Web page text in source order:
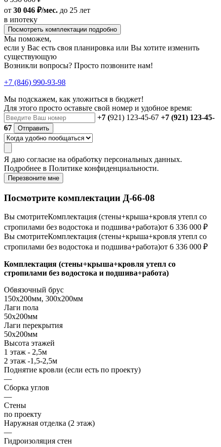
от 30 046 ₽/мес. до 25 лет
в ипотеку
Посмотреть комплектации подробно
Мы поможем,
если у Вас есть своя планировка или Вы хотите изменить
существующую
Возникли вопросы? Просто позвоните нам!
+7 (846) 990-93-98
Мы подскажем, как уложиться в бюджет!
Для этого просто оставьте свой номер и удобное время:
+7 (921) 123-45-67 +7 (921) 123-45-
67
Отправить
Я даю согласие на обработку персональных данных.
Подробнее в Политике конфиденциальности.
Перезвоните мне
Посмотрите комплектации Д-66-08
Вы смотритеКомплектация (стены+крыша+кровля утепл со
стропилами без водостока и подшива+работа)от 6 336 000 ₽
Вы смотритеКомплектация (стены+крыша+кровля утепл со
стропилами без водостока и подшива+работа)от 6 336 000 ₽
Комплектация (стены+крыша+кровля утепл со
стропилами без водостока и подшива+работа)
Обвязочный брус
150х200мм, 300х200мм
Лаги пола
50х200мм
Лаги перекрытия
50х200мм
Высота этажей
1 этаж - 2,5м
2 этаж -1,5-2,5м
Поднятие кровли (если есть по проекту)
—
Сборка углов
—
Стены
по проекту
Наружная отделка (2 этаж)
—
Гидроизоляция стен